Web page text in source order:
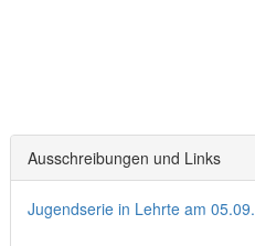
Ausschreibungen und Links
Jugendserie in Lehrte am 05.09.